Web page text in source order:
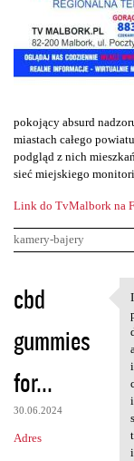
pokojący absurd
miastach całego
podgląd z nich
sieć miejskiego
Link do TvMalbork na
kamery-bajery
K
o
m
e
n
t
a
cbd
gummies
for...
30.06.2024
Adres